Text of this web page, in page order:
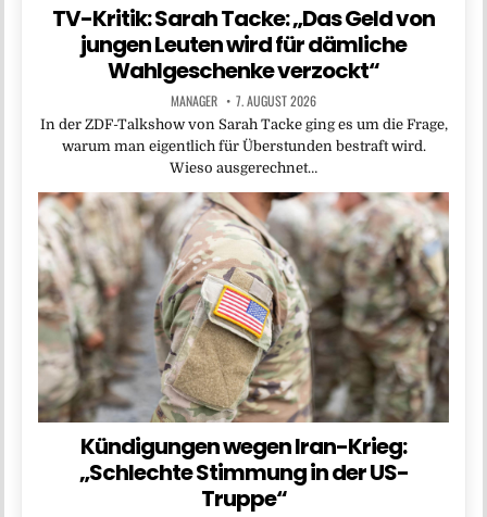
TV-Kritik: Sarah Tacke: „Das Geld von
jungen Leuten wird für dämliche
Wahlgeschenke verzockt“
MANAGER 7. AUGUST 2026
In der ZDF-Talkshow von Sarah Tacke ging es um die Frage,
warum man eigentlich für Überstunden bestraft wird.
Wieso ausgerechnet…
Kündigungen wegen Iran-Krieg:
„Schlechte Stimmung in der US-
Truppe“